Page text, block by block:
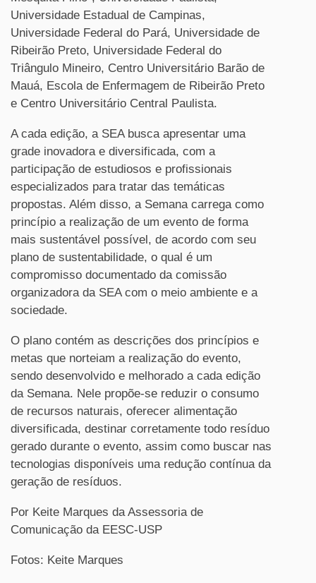
Universidade Estadual de Campinas,
Universidade Federal do Pará, Universidade de
Ribeirão Preto, Universidade Federal do
Triângulo Mineiro, Centro Universitário Barão de
Mauá, Escola de Enfermagem de Ribeirão Preto
e Centro Universitário Central Paulista.
A cada edição, a SEA busca apresentar uma
grade inovadora e diversificada, com a
participação de estudiosos e profissionais
especializados para tratar das temáticas
propostas. Além disso, a Semana carrega como
princípio a realização de um evento de forma
mais sustentável possível, de acordo com seu
plano de sustentabilidade, o qual é um
compromisso documentado da comissão
organizadora da SEA com o meio ambiente e a
sociedade.
O plano contém as descrições dos princípios e
metas que norteiam a realização do evento,
sendo desenvolvido e melhorado a cada edição
da Semana. Nele propõe-se reduzir o consumo
de recursos naturais, oferecer alimentação
diversificada, destinar corretamente todo resíduo
gerado durante o evento, assim como buscar nas
tecnologias disponíveis uma redução contínua da
geração de resíduos.
Por Keite Marques da Assessoria de
Comunicação da EESC-USP
Fotos: Keite Marques